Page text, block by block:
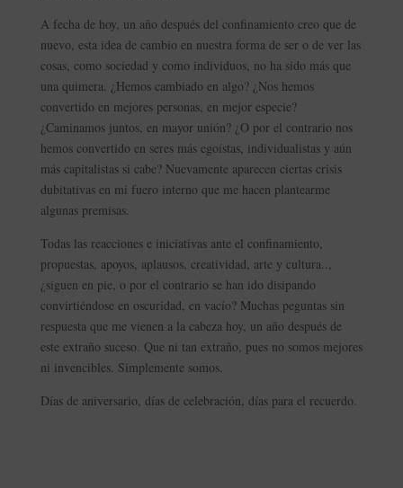
A fecha de hoy, un año después del confinamiento creo que de
nuevo, esta idea de cambio en nuestra forma de ser o de ver las
cosas, como sociedad y como individuos, no ha sido más que
una quimera. ¿Hemos cambiado en algo? ¿Nos hemos
convertido en mejores personas, en mejor especie?
¿Caminamos juntos, en mayor unión? ¿O por el contrario nos
hemos convertido en seres más egoístas, individualistas y aún
más capitalistas si cabe? Nuevamente aparecen ciertas crisis
dubitativas en mi fuero interno que me hacen plantearme
algunas premisas.
Todas las reacciones e iniciativas ante el confinamiento,
propuestas, apoyos, aplausos, creatividad, arte y cultura..,
¿siguen en pie, o por el contrario se han ido disipando
convirtiéndose en oscuridad, en vacío? Muchas peguntas sin
respuesta que me vienen a la cabeza hoy, un año después de
este extraño suceso. Que ni tan extraño, pues no somos mejores
ni invencibles. Simplemente somos.
Días de aniversario, días de celebración, días para el recuerdo.